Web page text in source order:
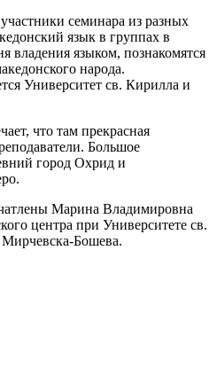
семинара из разных
язык в группах в
владения языком, познакомятся
народа.
Университет св. Кирилла и
что там прекрасная
Большое
город Охрид и
Марина Владимировна
центра при Университете св.
Бошева.